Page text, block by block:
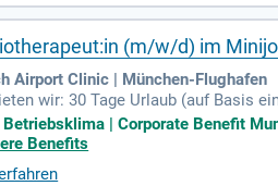
(m/w/d) im
Airport Clinic | München-Flughafen
wir: 30 Tage Urlaub (auf Basis
Kostenfreie Parkplätze; Sehr gute
Betriebsklima | Corporate Benefit
Benefits